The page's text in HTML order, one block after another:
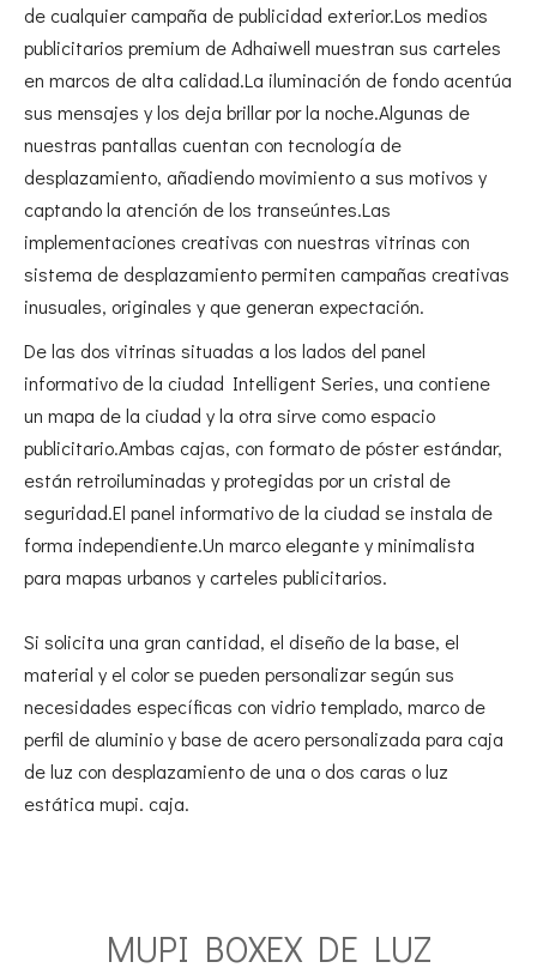
de cualquier campaña de publicidad exterior.Los medios
publicitarios premium de Adhaiwell muestran sus carteles
en marcos de alta calidad.La iluminación de fondo acentúa
sus mensajes y los deja brillar por la noche.Algunas de
nuestras pantallas cuentan con tecnología de
desplazamiento, añadiendo movimiento a sus motivos y
captando la atención de los transeúntes.Las
implementaciones creativas con nuestras vitrinas con
sistema de desplazamiento permiten campañas creativas
inusuales, originales y que generan expectación.
De las dos vitrinas situadas a los lados del panel
informativo de la ciudad Intelligent Series, una contiene
un mapa de la ciudad y la otra sirve como espacio
publicitario.Ambas cajas, con formato de póster estándar,
están retroiluminadas y protegidas por un cristal de
seguridad.El panel informativo de la ciudad se instala de
forma independiente.Un marco elegante y minimalista
para mapas urbanos y carteles publicitarios.
Si solicita una gran cantidad, el diseño de la base, el
material y el color se pueden personalizar según sus
necesidades específicas con vidrio templado, marco de
perfil de aluminio y base de acero personalizada para caja
de luz con desplazamiento de una o dos caras o luz
estática mupi. caja.
MUPI BOXEX DE LUZ